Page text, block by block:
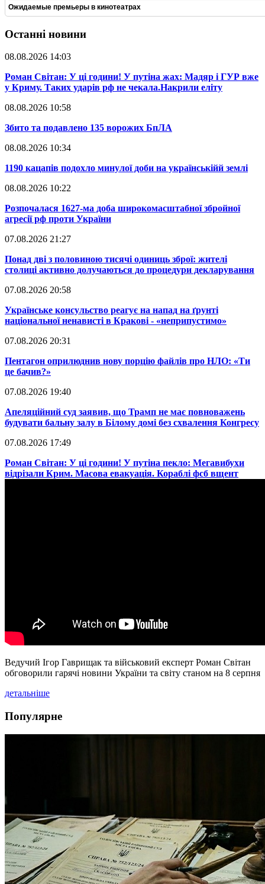
Ожидаемые премьеры в кинотеатрах
Останні новини
08.08.2026 14:03
​Роман Світан: У ці години! У путіна жах: Мадяр і ГУР вже
у Криму. Таких ударів рф не чекала.Накрили еліту
08.08.2026 10:58
​Збито та подавлено 135 ворожих БпЛА
08.08.2026 10:34
​1190 кацапів подохло минулої доби на українськійй землі
08.08.2026 10:22
​Розпочалася 1627-ма доба широкомасштабної збройної
агресії рф проти України
07.08.2026 21:27
​Понад дві з половиною тисячі одиниць зброї: жителі
столиці активно долучаються до процедури декларування
07.08.2026 20:58
​Українське консульство реагує на напад на ґрунті
національної ненависті в Кракові - «неприпустимо»
07.08.2026 20:31
​Пентагон оприлюднив нову порцію файлів про НЛО: «Ти
це бачив?»
07.08.2026 19:40
​Апеляційний суд заявив, що Трамп не має повноважень
будувати бальну залу в Білому домі без схвалення Конгресу
07.08.2026 17:49
​Роман Світан: У ці години! У путіна пекло: Мегавибухи
відрізали Крим. Масова евакуація. Кораблі фсб вщент
Ведучий Ігор Гаврищак та військовий експерт Роман Світан
обговорили гарячі новини України та світу станом на 8 серпня
детальніше
Популярне